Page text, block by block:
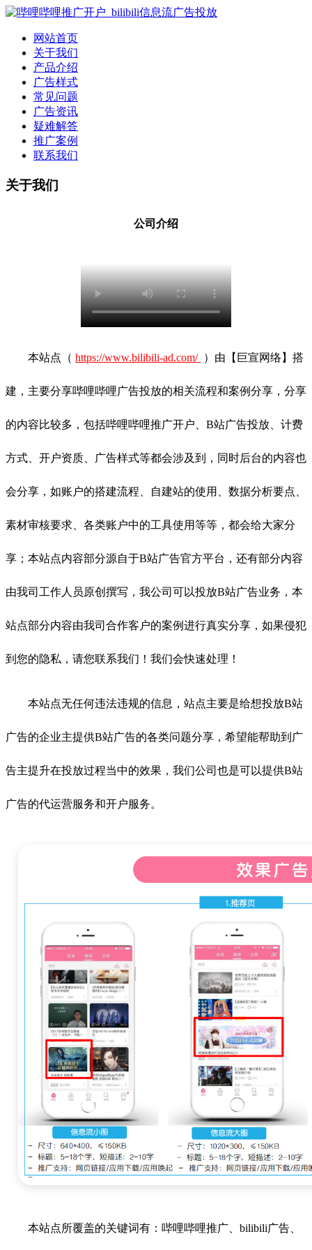
网站首页
关于我们
产品介绍
广告样式
常见问题
广告资讯
疑难解答
推广案例
联系我们
关于我们
公司介绍
本站点（ https://www.bilibili-ad.com/ ）由【巨宣网络】搭
建，主要分享哔哩哔哩广告投放的相关流程和案例分享，分享
的内容比较多，包括哔哩哔哩推广开户、B站广告投放、计费
方式、开户资质、广告样式等都会涉及到，同时后台的内容也
会分享，如账户的搭建流程、自建站的使用、数据分析要点、
素材审核要求、各类账户中的工具使用等等，都会给大家分
享；本站点内容部分源自于B站广告官方平台，还有部分内容
由我司工作人员原创撰写，我公司可以投放B站广告业务，本
站点部分内容由我司合作客户的案例进行真实分享，如果侵犯
到您的隐私，请您联系我们！我们会快速处理！
本站点无任何违法违规的信息，站点主要是给想投放B站
广告的企业主提供B站广告的各类问题分享，希望能帮助到广
告主提升在投放过程当中的效果，我们公司也是可以提供B站
广告的代运营服务和开户服务。
本站点所覆盖的关键词有：哔哩哔哩推广、bilibili广告、